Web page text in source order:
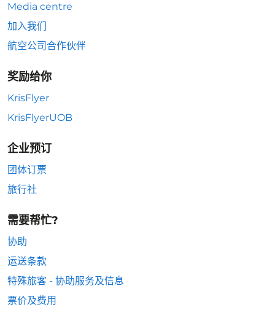
Media centre
加入我们
航空公司合作伙伴
奖励给你
KrisFlyer
KrisFlyerUOB
企业预订
团体订票
旅行社
需要帮忙?
协助
运送条款
特殊旅客 - 协助服务及信息
票价及费用